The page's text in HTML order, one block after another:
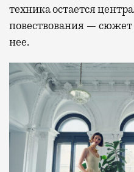
техника остается
повествования — сюжет
нее.